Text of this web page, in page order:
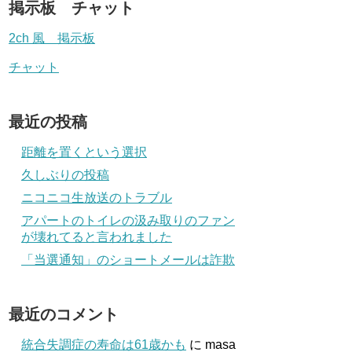
掲示板 チャット
2ch 風 掲示板
チャット
最近の投稿
距離を置くという選択
久しぶりの投稿
ニコニコ生放送のトラブル
アパートのトイレの汲み取りのファン
が壊れてると言われました
「当選通知」のショートメールは詐欺
最近のコメント
統合失調症の寿命は61歳かも に masa